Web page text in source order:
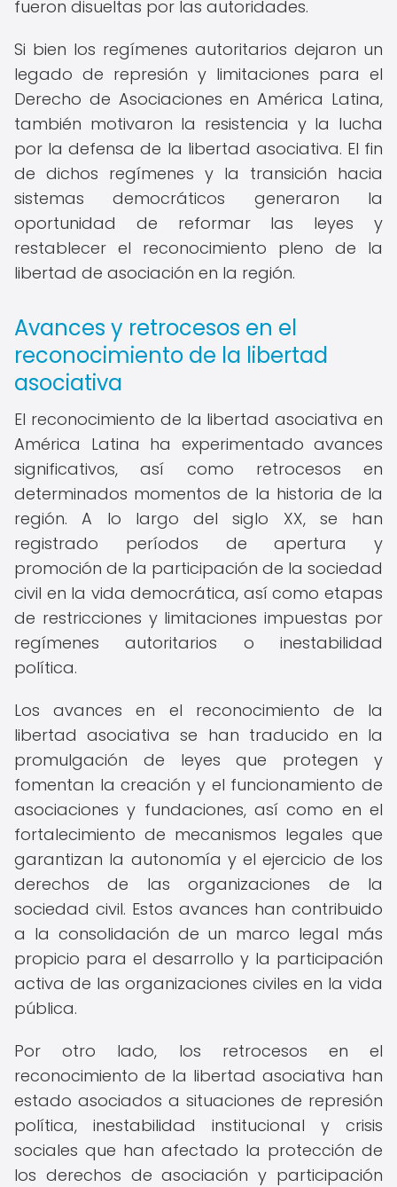
fueron disueltas por las autoridades.
Si bien los regímenes autoritarios dejaron un
legado de represión y limitaciones para el
Derecho de Asociaciones en América Latina,
también motivaron la resistencia y la lucha
por la defensa de la libertad asociativa. El fin
de dichos regímenes y la transición hacia
sistemas democráticos generaron la
oportunidad de reformar las leyes y
restablecer el reconocimiento pleno de la
libertad de asociación en la región.
Avances y retrocesos en el
reconocimiento de la libertad
asociativa
El reconocimiento de la libertad asociativa en
América Latina ha experimentado avances
significativos, así como retrocesos en
determinados momentos de la historia de la
región. A lo largo del siglo XX, se han
registrado períodos de apertura y
promoción de la participación de la sociedad
civil en la vida democrática, así como etapas
de restricciones y limitaciones impuestas por
regímenes autoritarios o inestabilidad
política.
Los avances en el reconocimiento de la
libertad asociativa se han traducido en la
promulgación de leyes que protegen y
fomentan la creación y el funcionamiento de
asociaciones y fundaciones, así como en el
fortalecimiento de mecanismos legales que
garantizan la autonomía y el ejercicio de los
derechos de las organizaciones de la
sociedad civil. Estos avances han contribuido
a la consolidación de un marco legal más
propicio para el desarrollo y la participación
activa de las organizaciones civiles en la vida
pública.
Por otro lado, los retrocesos en el
reconocimiento de la libertad asociativa han
estado asociados a situaciones de represión
política, inestabilidad institucional y crisis
sociales que han afectado la protección de
los derechos de asociación y participación